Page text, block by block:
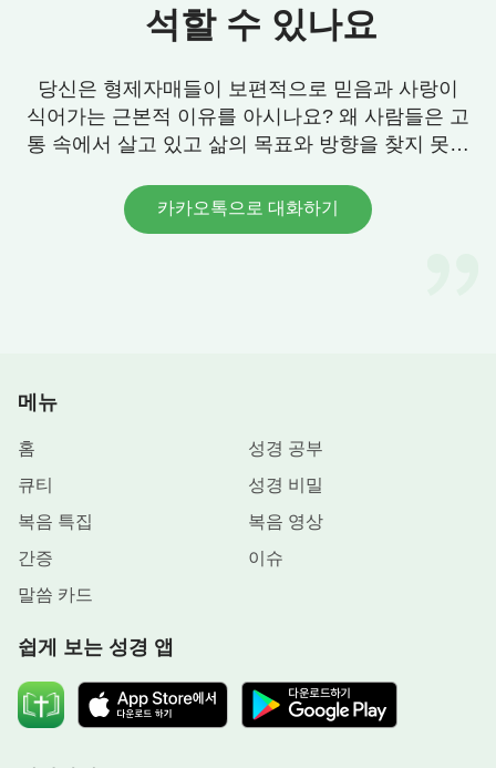
는 이만이 할 수 있기 때문이다. 하나님은 인류가 있
어서부터 지금까지 계속 이 일을 해 왔으며, 이 우주
를 경영하고 만물이 변화하는 법칙과 운행 궤도를 다
스려 왔다. 사람은 만물과 마찬가지로 자신도 모르는
사이에 조용히 하나님의 감미로움과 비와 이슬의 자
모르는 사이에 하나님의 섭리 속에서 살아간다. 사람
의 마음과 영은 하나님의 주관 속에 있으며, 사람의
로 하나님이 만물을 주재하는 방식이다.』
『어떤 사람이 사람의 운명에 대한 하나님의 주재
에 능동적 태도를 가진다면, 삶을 되돌아보면서 하나
님의 주재를 진실로 이해하게 될 때 하나님이 예비한
하나님께 더 이상 거역하지 않고 더욱 단호한 의지와
확신을 가지고 하나님께 그의 운명을 다스리게 할 것
이다. 이는 운명을 알지 못하고 하나님의 주재를 알
는 사람에게 삶은 너무나 어렵고 가슴 아프기 때문이
다. 그래서 사람의 운명에 대한 하나님의 주재를 알
석할 수 있나요
당신은 형제자매들이 보편적으로 믿음과 사랑이
식어가는 근본적 이유를 아시나요? 왜 사람들은 고
통 속에서 살고 있고 삶의 목표와 방향을 찾지 못할
카카오톡으로 대화하기
메뉴
홈
성경 공부
큐티
성경 비밀
복음 특집
복음 영상
간증
이슈
말씀 카드
쉽게 보는 성경 앱